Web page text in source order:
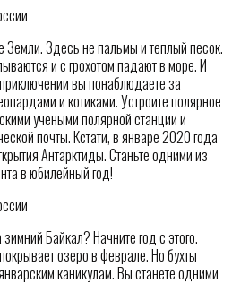
Земли. Здесь не пальмы и теплый песок.
и с грохотом падают в море. И
вы понаблюдаете за
и котиками. Устроите полярное
учеными полярной станции и
почты. Кстати, в январе 2020 года
Антарктиды. Станьте одними из
в юбилейный год!
Байкал? Начните год с этого.
озеро в феврале. Но бухты
каникулам. Вы станете одними